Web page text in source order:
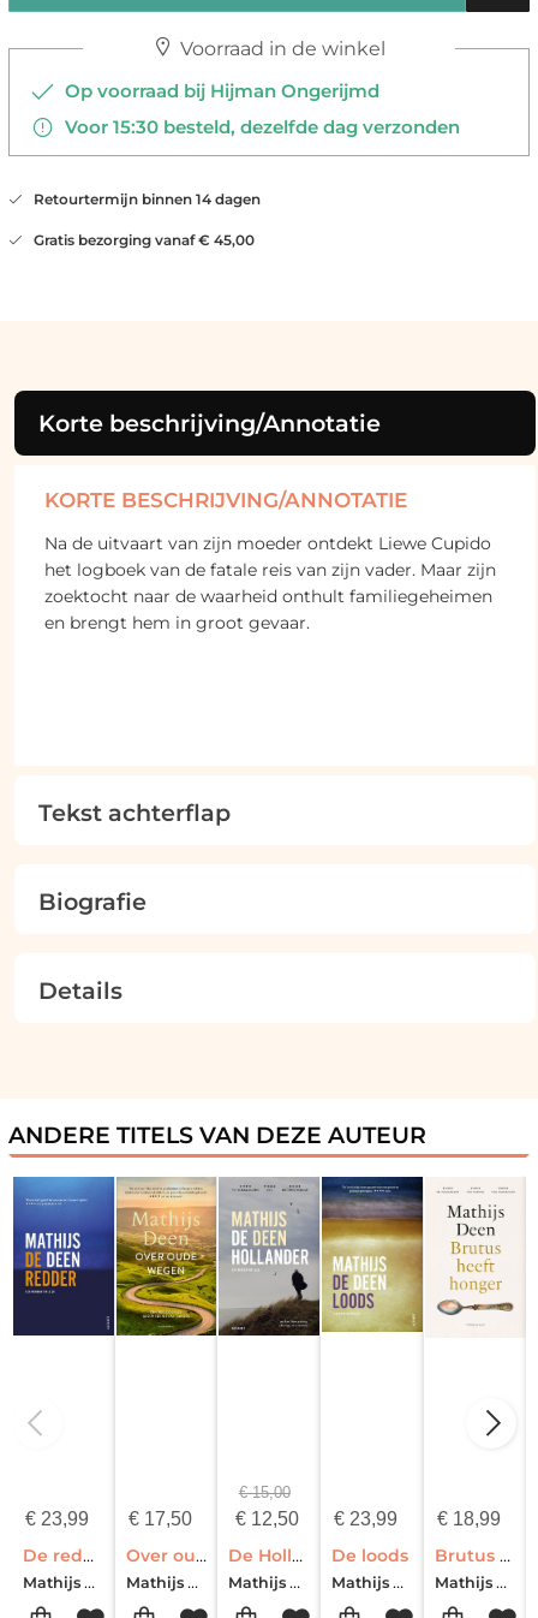
Voorraad in de winkel
Op voorraad bij Hijman Ongerijmd
Voor 15:30 besteld, dezelfde dag verzonden
Retourtermijn binnen 14 dagen
Gratis bezorging vanaf € 45,00
Korte beschrijving/Annotatie
KORTE BESCHRIJVING/ANNOTATIE
Na de uitvaart van zijn moeder ontdekt Liewe Cupido
het logboek van de fatale reis van zijn vader. Maar zijn
zoektocht naar de waarheid onthult familiegeheimen
en brengt hem in groot gevaar.
Tekst achterflap
Biografie
Details
ANDERE TITELS VAN DEZE AUTEUR
€23,99
De redder
Mathijs Deen
€17,50
Over oude wegen
Mathijs Deen
€15,00
€ 12,50
De Hollander
Mathijs Deen
€ 23,99
De loods
Mathijs Deen
€18,99
Brutus heeft honger
Mathijs Deen